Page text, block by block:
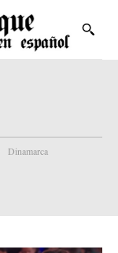
Dinamarca